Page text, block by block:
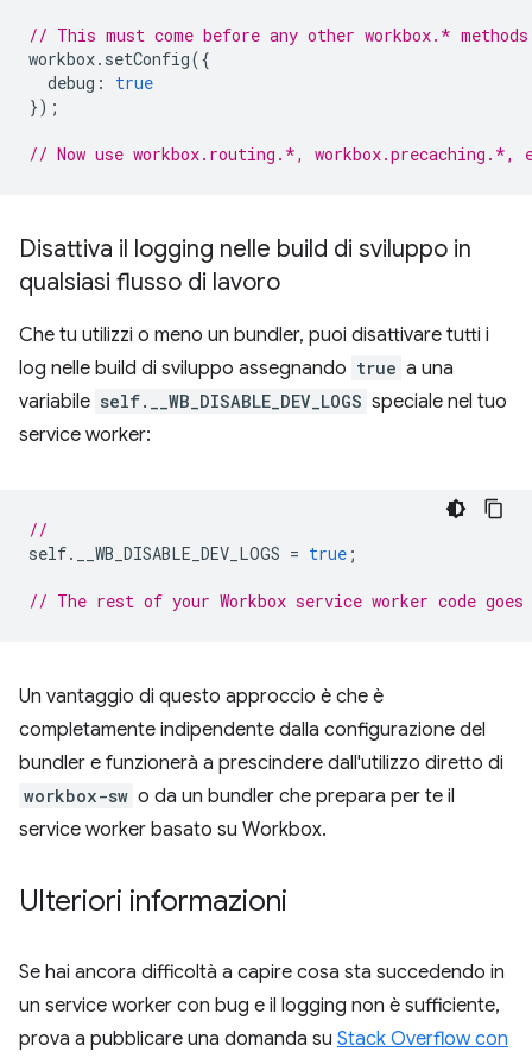
// This must come before any other workbox.*
workbox. setConfig({
debug :
true
});
// Now use workbox.routing.*, workbox.precaching.*,
Disattiva il logging nelle build di sviluppo in
qualsiasi flusso di lavoro
Che tu utilizzi o meno un bundler, puoi disattivare tutti i
log nelle build di sviluppo assegnando true a una
variabile self.__WB_DISABLE_DEV_LOGS speciale nel tuo
service worker:
//
self. __WB_DISABLE_DEV_LOGS = true ;
// The rest of your Workbox service worker code goes
Un vantaggio di questo approccio è che è
completamente indipendente dalla configurazione del
bundler e funzionerà a prescindere dall'utilizzo diretto di
workbox-sw o da un bundler che prepara per te il
service worker basato su Workbox.
Ulteriori informazioni
Se hai ancora difficoltà a capire cosa sta succedendo in
un service worker con bug e il logging non è sufficiente,
prova a pubblicare una domanda su Stack Overflow con